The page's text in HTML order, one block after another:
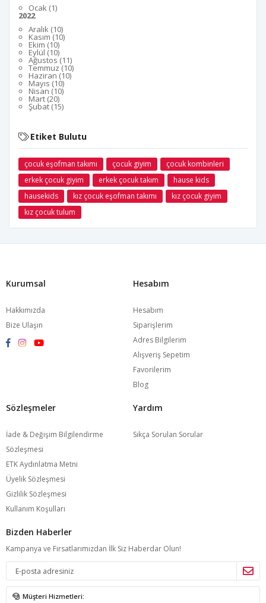
Ocak (1)
2022
Aralık (10)
Kasım (10)
Ekim (10)
Eylül (10)
Ağustos (11)
Temmuz (10)
Haziran (10)
Mayıs (10)
Nisan (10)
Mart (20)
Şubat (15)
Etiket Bulutu
çocuk eşofman takımı çocuk giyim
çocuk kombinleri
erkek çocuk giyim
erkek çocuk takım
hause kids
hausekids
kız çocuk eşofman takımı
kız çocuk giyim
kız çocuk tulum
Kurumsal
Hakkımızda
Bize Ulaşın
Hesabım
Hesabım
Siparişlerim
Adres Bilgilerim
Alışveriş Sepetim
Favorilerim
Blog
Sözleşmeler
İade & Değişim Bilgilendirme
Sözleşmesi
ETK Aydınlatma Metni
Üyelik Sözleşmesi
Gizlilik Sözleşmesi
Kullanım Koşulları
Yardım
Sıkça Sorulan Sorular
Bizden Haberler
Kampanya ve Fırsatlarımızdan İlk Siz Haberdar Olun!
Müşteri Hizmetleri: